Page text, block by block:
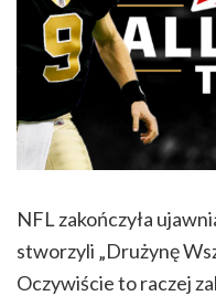
NFL zakończyła
stworzyli „Drużynę
Oczywiście to raczej